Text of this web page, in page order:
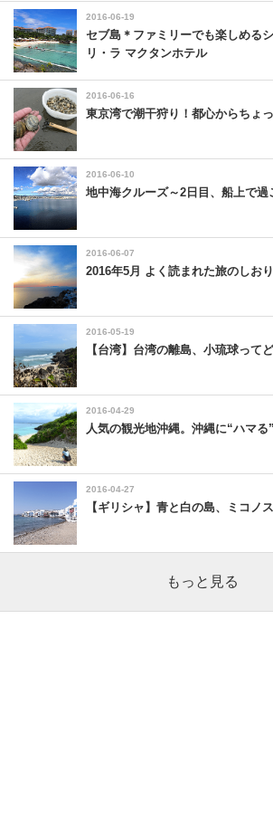
2016-06-19
セブ島＊ファミリーでも楽しめる
リ・ラ マクタンホテル
2016-06-16
東京湾で潮干狩り！都心からちょ
2016-06-10
地中海クルーズ～2日目、船上で過
2016-06-07
2016年5月 よく読まれた旅のしお
2016-05-19
【台湾】台湾の離島、小琉球って
2016-04-29
人気の観光地沖縄。沖縄に“ハマる
2016-04-27
【ギリシャ】青と白の島、ミコノ
もっと見る